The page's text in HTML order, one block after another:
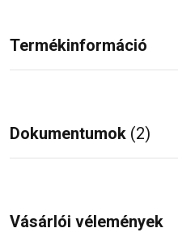
Termékinformáció
Dokumentumok (2)
Vásárlói vélemények